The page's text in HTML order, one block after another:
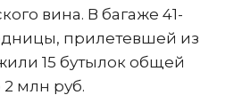
вина. В багаже 41-
прилетевшей из
15 бутылок общей
млн руб.